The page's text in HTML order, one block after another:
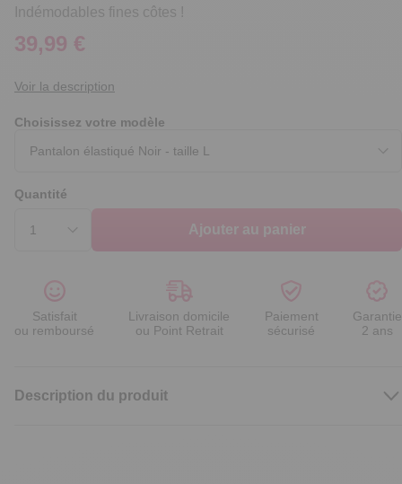
Indémodables fines côtes !
39,99 €
Voir la description
Choisissez votre modèle
Quantité
Ajouter au panier
Satisfait
ou remboursé
Livraison domicile
ou Point Retrait
Paiement
sécurisé
Garantie
2 ans
Description du produit